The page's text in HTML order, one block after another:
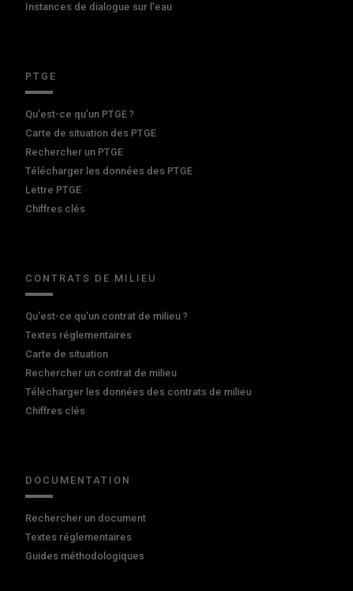
Instances de dialogue sur l'eau
PTGE
Qu’est-ce qu’un PTGE ?
Carte de situation des PTGE
Rechercher un PTGE
Télécharger les données des PTGE
Lettre PTGE
Chiffres clés
CONTRATS DE MILIEU
Qu'est-ce qu'un contrat de milieu ?
Textes réglementaires
Carte de situation
Rechercher un contrat de milieu
Télécharger les données des contrats de milieu
Chiffres clés
DOCUMENTATION
Rechercher un document
Textes réglementaires
Guides méthodologiques